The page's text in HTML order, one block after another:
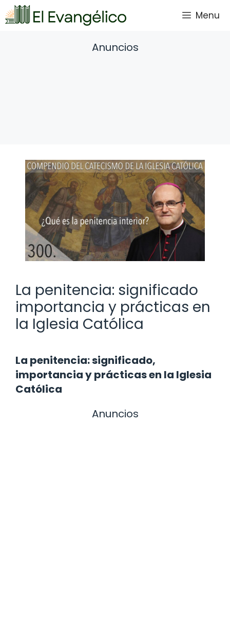
Saltar
al
Menu
Anuncios
La penitencia: significado
importancia y prácticas en
la Iglesia Católica
La penitencia: significado,
importancia y prácticas en la Iglesia
Católica
Anuncios